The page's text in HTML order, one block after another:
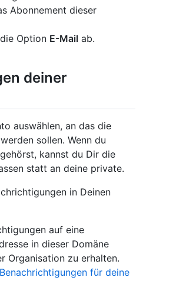
Abonnement dieser
Option E-Mail ab.
deiner
auswählen, an das die
sollen. Wenn du
kannst du Dir die
statt an deine private.
in Deinen
auf eine
in dieser Domäne
Organisation zu erhalten.
für deine